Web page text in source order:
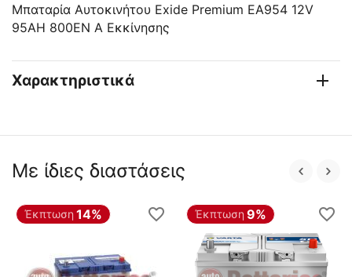
Μπαταρία Αυτοκινήτου Exide Premium EA954 12V
95AH 800EN A Εκκίνησης
Χαρακτηριστικά
Με ίδιες διαστάσεις
Έκπτωση 14% Έκπτωση 9%